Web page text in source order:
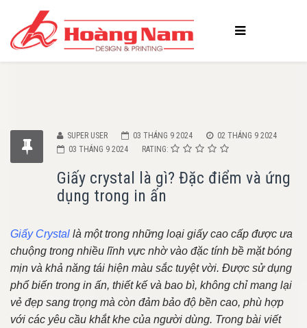
SUPER USER 03 THÁNG 9 2024
02 THÁNG 9 2024
03 THÁNG 9 2024
RATING:
Giấy crystal là gì? Đặc điểm và ứng
dụng trong in ấn
Giấy Crystal là một trong những loại giấy cao cấp được ưa
chuộng trong nhiều lĩnh vực nhờ vào đặc tính bề mặt bóng
mịn và khả năng tái hiện màu sắc tuyệt vời. Được sử dụng
phổ biến trong in ấn, thiết kế và bao bì, không chỉ mang lại
vẻ đẹp sang trọng mà còn đảm bảo độ bền cao, phù hợp
với các yêu cầu khắt khe của người dùng. Trong bài viết